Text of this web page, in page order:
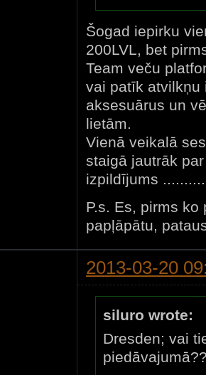
Šogad iepirku
200LVL, bet
Team veču
vai patīk atvilkņu
aksesuārus un
lietām.
Vienā veikalā
staigā jautrāk
izpildījums
P.s. Es, pirms
papļāpātu,
2013-03-20
siluro wrote:
Dresden; vai